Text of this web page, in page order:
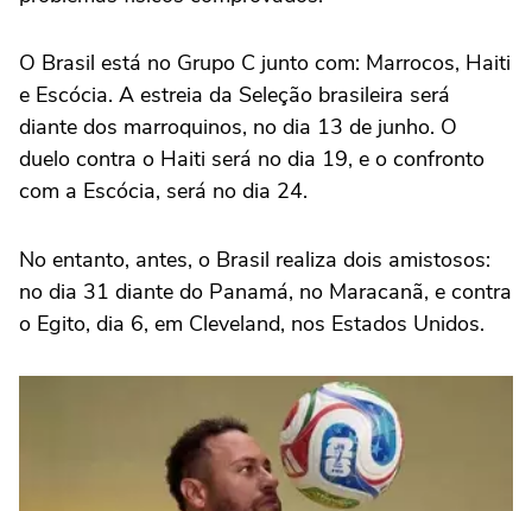
O Brasil está no Grupo C junto com: Marrocos, Haiti
e Escócia. A estreia da Seleção brasileira será
diante dos marroquinos, no dia 13 de junho. O
duelo contra o Haiti será no dia 19, e o confronto
com a Escócia, será no dia 24.
No entanto, antes, o Brasil realiza dois amistosos:
no dia 31 diante do Panamá, no Maracanã, e contra
o Egito, dia 6, em Cleveland, nos Estados Unidos.